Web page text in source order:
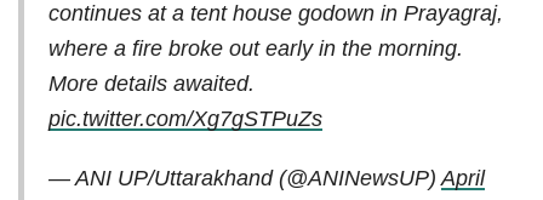
continues at a tent house godown in Prayagraj,
where a fire broke out early in the morning.
More details awaited.
pic.twitter.com/Xg7gSTPuZs
— ANI UP/Uttarakhand (@ANINewsUP)April